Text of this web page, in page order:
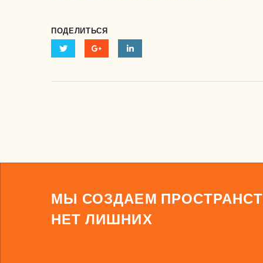
ПОДЕЛИТЬСЯ
МЫ СОЗДАЕМ
НЕТ ЛИШНИХ